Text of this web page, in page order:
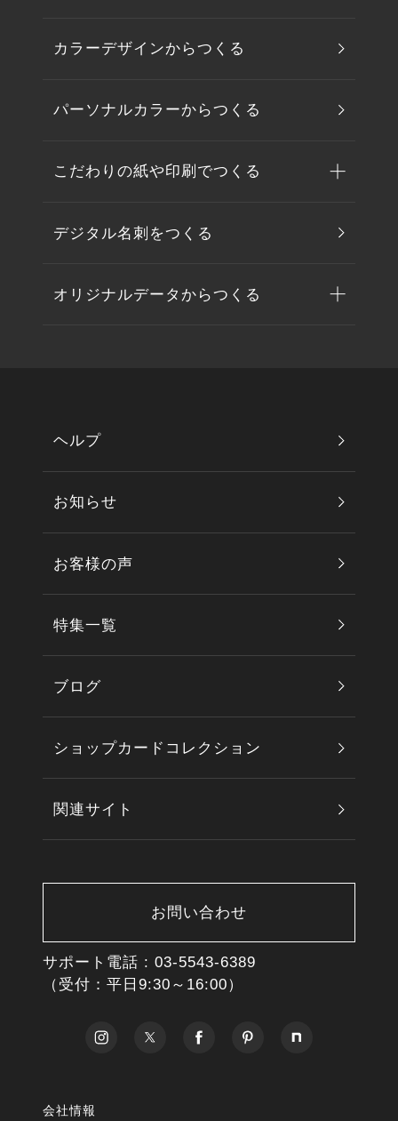
カラーデザインからつくる
パーソナルカラーからつくる
こだわりの紙や印刷でつくる
デジタル名刺をつくる
オリジナルデータからつくる
ヘルプ
お知らせ
お客様の声
特集一覧
ブログ
ショップカードコレクション
関連サイト
お問い合わせ
サポート電話 : 03-5543-6389
（受付：平日9:30～16:00）
会社情報